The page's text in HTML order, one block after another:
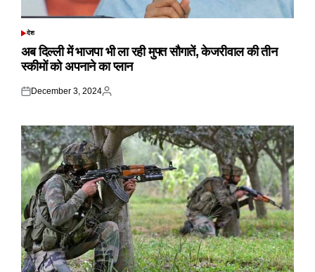
POSTED
देश
अब दिल्ली में भाजपा भी ला रही मुफ्त सौगातें, केजरीवाल की तीन
स्कीमों को अपनाने का प्लान
Posted
December 3, 2024
Posted